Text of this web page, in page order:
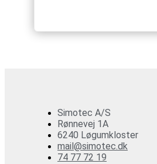
Simotec A/S
Rønnevej 1A
6240 Løgumkloster
mail@simotec.dk
74 77 72 19